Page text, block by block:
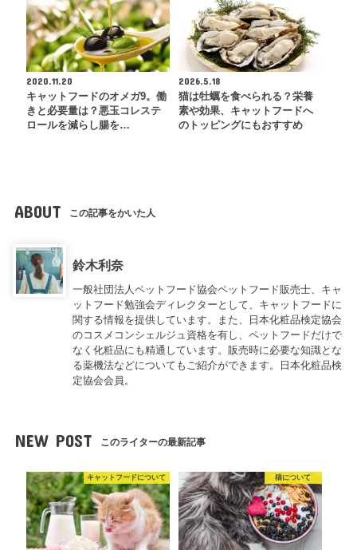
2020.11.20
キャットフードのオメガ9。働
きと必要量は？悪玉コレステ
ロールを減らし腸を…
2026.5.18
猫は牡蠣を食べられる？栄養
素や効果、キャットフードへ
のトッピングにもおすすめ
ABOUT この記事をかいた人
鈴木利奈
一般社団法人ペットフード協会ペットフード販売士、キャ
ットフード勉強会ディレクターとして、キャットフードに
関する情報を提供しています。また、日本化粧品検定協会
のコスメコンシェルジュ資格を有し、ペットフードだけで
なく化粧品にも精通しています。販売時に必要な知識とな
る薬機法などについてもご紹介ができます。日本化粧品検
定協会会員。
NEW POST このライターの最新記事
キャットフードについて 猫について